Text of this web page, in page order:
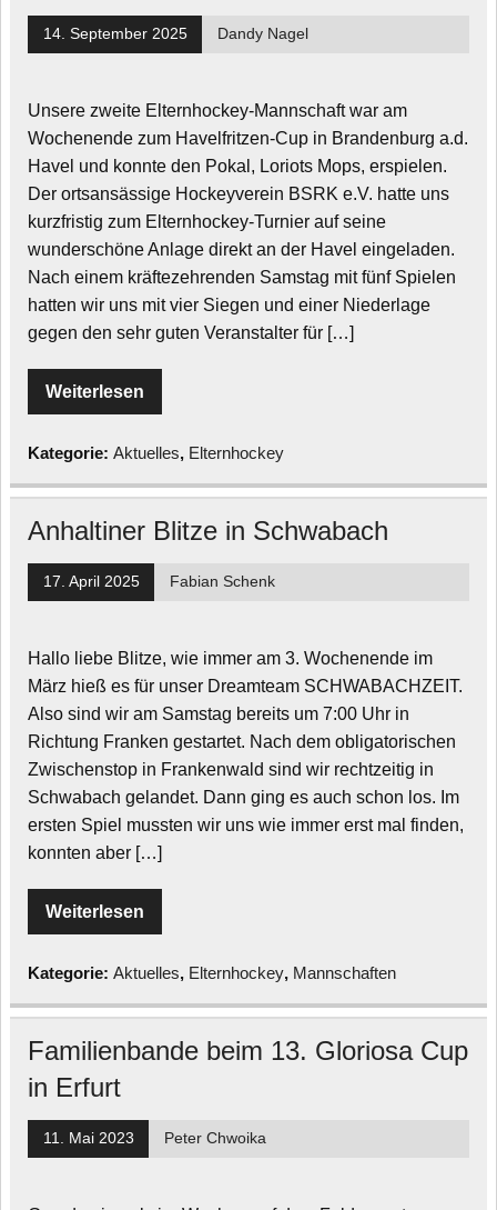
14. September 2025 Dandy Nagel
Unsere zweite Elternhockey-Mannschaft war am
Wochenende zum Havelfritzen-Cup in Brandenburg a.d.
Havel und konnte den Pokal, Loriots Mops, erspielen.
Der ortsansässige Hockeyverein BSRK e.V. hatte uns
kurzfristig zum Elternhockey-Turnier auf seine
wunderschöne Anlage direkt an der Havel eingeladen.
Nach einem kräftezehrenden Samstag mit fünf Spielen
hatten wir uns mit vier Siegen und einer Niederlage
gegen den sehr guten Veranstalter für […]
Weiterlesen
Kategorie: Aktuelles, Elternhockey
Anhaltiner Blitze in Schwabach
17. April 2025 Fabian Schenk
Hallo liebe Blitze, wie immer am 3. Wochenende im
März hieß es für unser Dreamteam SCHWABACHZEIT.
Also sind wir am Samstag bereits um 7:00 Uhr in
Richtung Franken gestartet. Nach dem obligatorischen
Zwischenstop in Frankenwald sind wir rechtzeitig in
Schwabach gelandet. Dann ging es auch schon los. Im
ersten Spiel mussten wir uns wie immer erst mal finden,
konnten aber […]
Weiterlesen
Kategorie: Aktuelles, Elternhockey, Mannschaften
Familienbande beim 13. Gloriosa Cup
in Erfurt
11. Mai 2023 Peter Chwoika